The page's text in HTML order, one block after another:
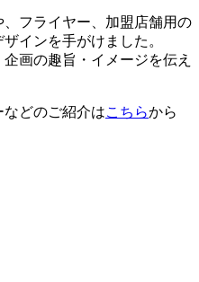
フライヤー、加盟店舗用の
インを手がけました。
画の趣旨・イメージを伝え
どのご紹介はこちらから